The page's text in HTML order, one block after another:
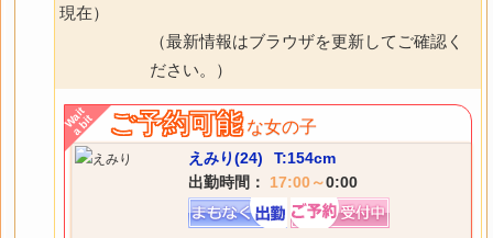
現在）
（最新情報はブラウザを更新してご確認く
ださい。）
Wait
a bit ご予約可能 な女の子
えみり(24)
T:154cm
出勤時間： 17:00～0:00